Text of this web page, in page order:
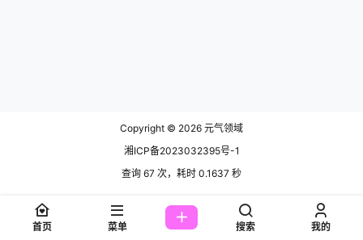
Copyright © 2026 元气领域
湘ICP备2023032395号-1
查询 67 次，耗时 0.1637 秒
首页 菜单 搜索 我的